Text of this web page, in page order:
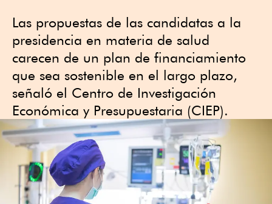
Las propuestas de las candidatas a la
presidencia en materia de salud
carecen de un plan de financiamiento
que sea sostenible en el largo plazo,
señaló el Centro de Investigación
Económica y Presupuestaria (CIEP).